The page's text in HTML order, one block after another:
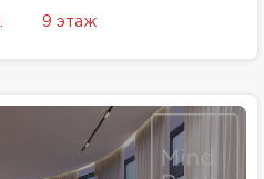
9 этаж